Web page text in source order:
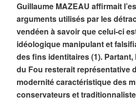
Guillaume MAZEAU affirmait
arguments utilisés par les
vendéen à savoir que celui-ci
idéologique manipulant et
des fins identitaires (1).
du Fou resterait représentative
modernité caractéristique des
conservateurs et